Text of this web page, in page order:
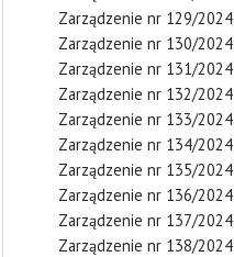
Zarządzenie nr 129/2024
Zarządzenie nr 130/2024
Zarządzenie nr 131/2024
Zarządzenie nr 132/2024
Zarządzenie nr 133/2024
Zarządzenie nr 134/2024
Zarządzenie nr 135/2024
Zarządzenie nr 136/2024
Zarządzenie nr 137/2024
Zarządzenie nr 138/2024